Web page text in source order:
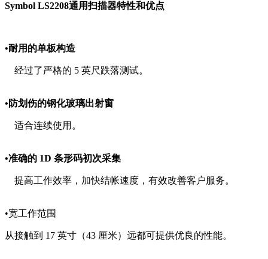
Symbol LS2208通用扫描器特性和优点
•耐用的单板构造
经过了严格的 5 英尺跌落测试。
•防划伤的钢化玻璃出射窗
适合连续使用。
•准确的 1D 条形码初次采集
提高工作效率，加快结帐速度，有效改善客户服务。
•宽工作范围
从接触到 17 英寸（43 厘米）远都可提供优良的性能。